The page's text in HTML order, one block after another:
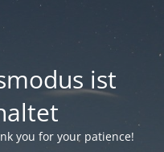
ist
you for your patience!